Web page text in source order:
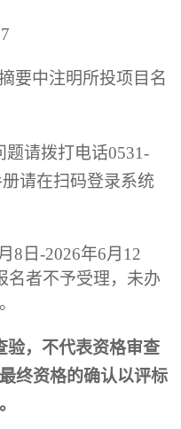
要中注明所投项目名
题请拨打电话0531-
请在扫码登录系统
月 8 日-2026年6月 12
名者不予受理，未办
验，不代表资格审查
终资格的确认以评标
。